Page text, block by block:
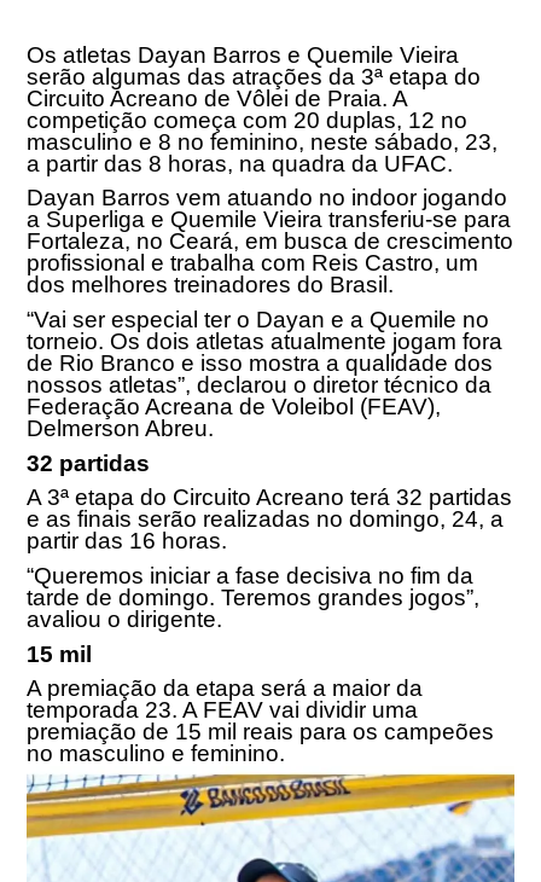
Os atletas Dayan Barros e Quemile Vieira
serão algumas das atrações da 3ª etapa do
Circuito Acreano de Vôlei de Praia. A
competição começa com 20 duplas, 12 no
masculino e 8 no feminino, neste sábado, 23,
a partir das 8 horas, na quadra da UFAC.
Dayan Barros vem atuando no indoor jogando
a Superliga e Quemile Vieira transferiu-se para
Fortaleza, no Ceará, em busca de crescimento
profissional e trabalha com Reis Castro, um
dos melhores treinadores do Brasil.
“Vai ser especial ter o Dayan e a Quemile no
torneio. Os dois atletas atualmente jogam fora
de Rio Branco e isso mostra a qualidade dos
nossos atletas”, declarou o diretor técnico da
Federação Acreana de Voleibol (FEAV),
Delmerson Abreu.
32 partidas
A 3ª etapa do Circuito Acreano terá 32 partidas
e as finais serão realizadas no domingo, 24, a
partir das 16 horas.
“Queremos iniciar a fase decisiva no fim da
tarde de domingo. Teremos grandes jogos”,
avaliou o dirigente.
15 mil
A premiação da etapa será a maior da
temporada 23. A FEAV vai dividir uma
premiação de 15 mil reais para os campeões
no masculino e feminino.